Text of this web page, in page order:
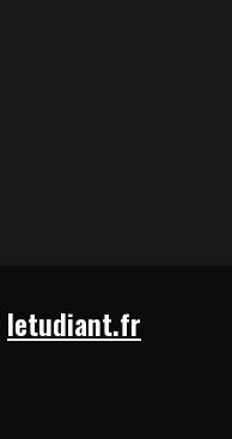
letudiant.fr